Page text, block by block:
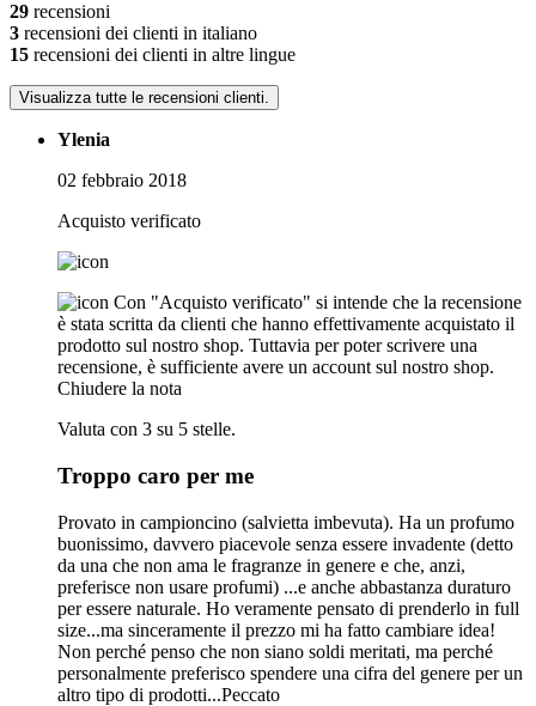
29 recensioni
3 recensioni dei clienti in italiano
15 recensioni dei clienti in altre lingue
Visualizza tutte le recensioni clienti.
Ylenia
02 febbraio 2018
Acquisto verificato
Con "Acquisto verificato" si intende che la recensione
è stata scritta da clienti che hanno effettivamente acquistato il
prodotto sul nostro shop. Tuttavia per poter scrivere una
recensione, è sufficiente avere un account sul nostro shop.
Chiudere la nota
Valuta con 3 su 5 stelle.
Troppo caro per me
Provato in campioncino (salvietta imbevuta). Ha un profumo
buonissimo, davvero piacevole senza essere invadente (detto
da una che non ama le fragranze in genere e che, anzi,
preferisce non usare profumi) ...e anche abbastanza duraturo
per essere naturale. Ho veramente pensato di prenderlo in full
size...ma sinceramente il prezzo mi ha fatto cambiare idea!
Non perché penso che non siano soldi meritati, ma perché
personalmente preferisco spendere una cifra del genere per un
altro tipo di prodotti...Peccato